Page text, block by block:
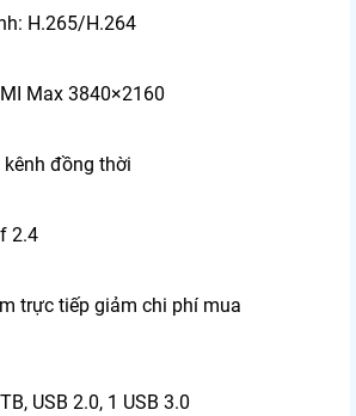
H.265/H.264
Max 3840×2160
đồng thời
2.4
trực tiếp giảm chi phí mua
USB 2.0, 1 USB 3.0